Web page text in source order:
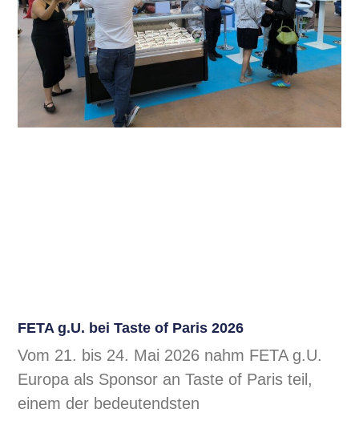
FETA g.U. bei Taste of Paris 2026
Vom 21. bis 24. Mai 2026 nahm FETA g.U.
Europa als Sponsor an Taste of Paris teil,
einem der bedeutendsten